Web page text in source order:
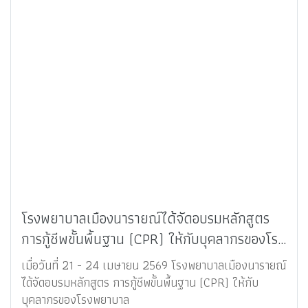
โรงพยาบาลเมืองนารายณ์ได้จัดอบรมหลักสูตร
การกู้ชีพขั้นพื้นฐาน (CPR) ให้กับบุคลากรของโรง
พยาบาล
เมื่อวันที่ 21 - 24 เมษายน 2569 โรงพยาบาลเมืองนารายณ์
ได้จัดอบรมหลักสูตร การกู้ชีพขั้นพื้นฐาน (CPR) ให้กับ
บุคลากรของโรงพยาบาล